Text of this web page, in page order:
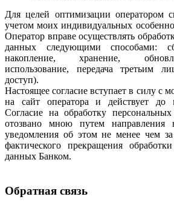
Для целей оптимизации оператором
учетом моих индивидуальных
Оператор вправе осуществлять
данных следующими способами:
накопление, хранение,
использование, передача третьим
доступ).
Настоящее согласие вступает в силу с
на сайт оператора и действует до
Согласие на обработку
отозвано мною путем направления
уведомления об этом не менее чем
фактического прекращения
данных Банком.
Обратная связь